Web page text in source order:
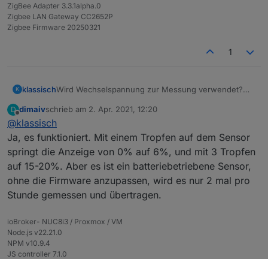
Damit die Sensoren vollständig funktionieren muss
externen Konverter eingerichtet werden !
Externen Konverter einrichten:
<- Herunterladen und entpacken.
Flower_Neu.jsin den Ordner/opt/iobroker/iobroker-
converters" folgendes eintragen:
/opt/iobroker/iobroker-data/zigbee_0/Flower_Neu.js
Anlernen:
Pairing auf dem Coordinator starten.
Taster 6 sek gedrückt halten, bis LED zum ersten
mal erlischt. Pairing wird automatisch
durchgeführt.
Resetten:
Sensor vom Coordinator abmelden.
Oder
Taster 10 sek gedrückt halten.
Alte Firmware:
Batterie einlegen. Pairing startet automatisch. Wenn
angelernt ist, 10 Sekunden warten und ein Mal kleine
Taster kurz betätigen.
Weiteres Mal anlernen (Resetten):
ZigBee Adapter 3.3.1alpha.0
Zigbee LAN Gateway CC2652P
Zigbee Firmware 20250321
1
K klassischWird Wechselspannung zur Messung verwendet?
Also nicht eingraben, sondern offen verwenden?
D
Offline
dimaivschrieb am 2. Apr. 2021, 12:20
zuletzt editiert von
@klassisch
Ja, es funktioniert. Mit einem Tropfen auf dem Sensor
springt die Anzeige von 0% auf 6%, und mit 3 Tropfen
auf 15-20%. Aber es ist ein batteriebetriebene Sensor,
ohne die Firmware anzupassen, wird es nur 2 mal pro
Stunde gemessen und übertragen.
ioBroker- NUC8i3 / Proxmox / VM
Node.js v22.21.0
NPM v10.9.4
JS controller 7.1.0